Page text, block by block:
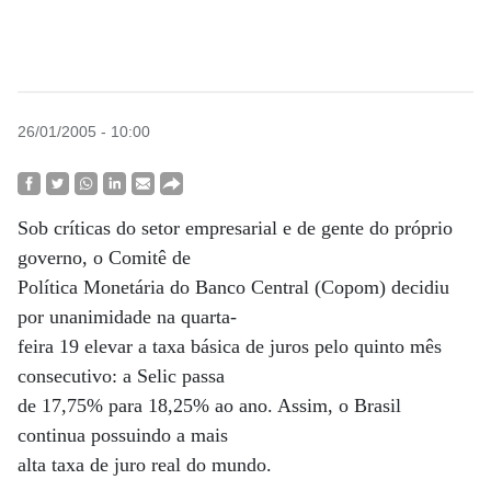
26/01/2005 - 10:00
Sob críticas do setor empresarial e de gente do próprio
governo, o Comitê de
Política Monetária do Banco Central (Copom) decidiu
por unanimidade na quarta-
feira 19 elevar a taxa básica de juros pelo quinto mês
consecutivo: a Selic passa
de 17,75% para 18,25% ao ano. Assim, o Brasil
continua possuindo a mais
alta taxa de juro real do mundo.